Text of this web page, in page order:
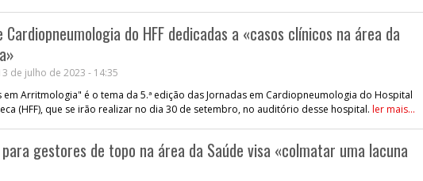
Cardiopneumologia do HFF dedicadas a «casos clínicos na área da
de julho de 2023 - 14:35
em Arritmologia" é o tema da 5.ª edição das Jornadas em Cardiopneumologia do Hospital
(HFF), que se irão realizar no dia 30 de setembro, no auditório desse hospital. ler mais...
gestores de topo na área da Saúde visa «colmatar uma lacuna